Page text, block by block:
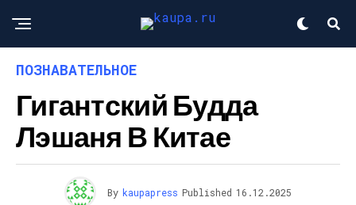
ПОЗНАВАТЕЛЬНОЕ
Гигантский Будда
Лэшаня В Китае
By kaupapress Published 16.12.2025